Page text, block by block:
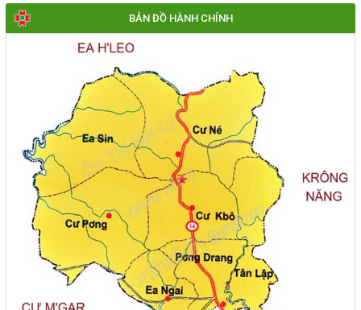
BẢN ĐỒ HÀNH CHÍNH